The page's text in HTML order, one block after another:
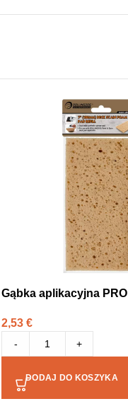
Gąbka aplikacyjna PRO
2,53 €
- +
DODAJ DO KOSZYKA